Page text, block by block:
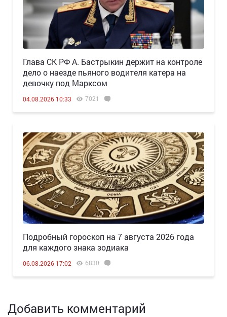
Глава СК РФ А. Бастрыкин держит на контроле
дело о наезде пьяного водителя катера на
девочку под Марксом
04.08.2026 10:33 7021
Подробный гороскоп на 7 августа 2026 года
для каждого знака зодиака
06.08.2026 17:02 6830
Добавить комментарий